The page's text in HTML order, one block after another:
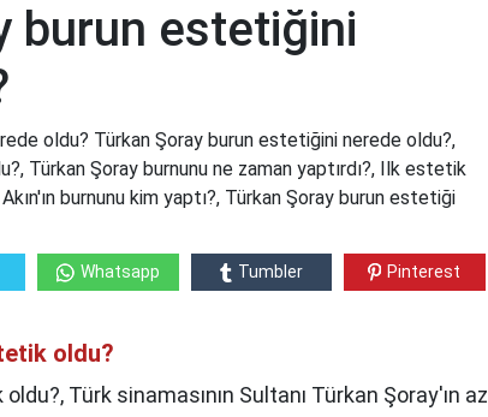
burun estetiğini
oldu? Türkan Şoray burun estetiğini nerede oldu?,
Türkan Şoray burnunu ne zaman yaptırdı?, Ilk estetik
burnunu kim yaptı?, Türkan Şoray burun estetiği
Whatsapp Tumbler Pinterest
oldu?
oldu?, Türk sinamasının Sultanı Türkan Şoray'ın az